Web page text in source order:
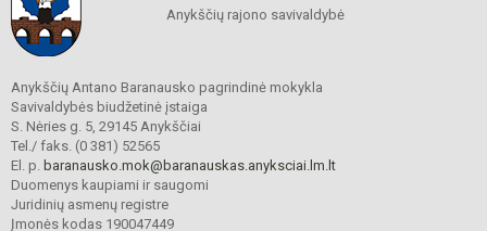
Anykščių rajono savivaldybė
Anykščių Antano Baranausko pagrindinė mokykla
Savivaldybės biudžetinė įstaiga
S. Nėries g. 5, 29145 Anykščiai
Tel./ faks. (0 381) 52565
El. p. baranausko.mok@baranauskas.anyksciai.lm.lt
Duomenys kaupiami ir saugomi
Juridinių asmenų registre
Įmonės kodas 190047449